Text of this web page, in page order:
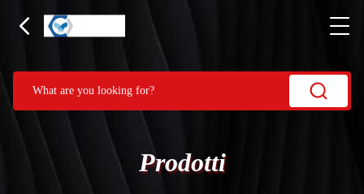
Prodotti